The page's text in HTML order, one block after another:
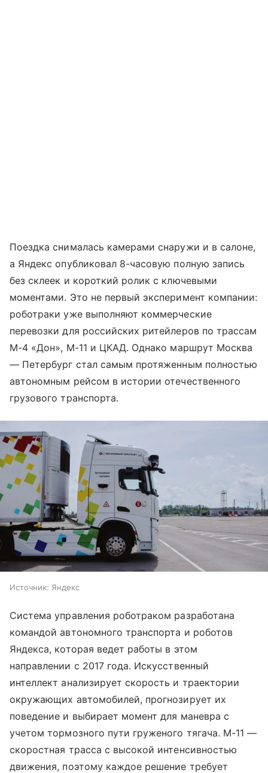
Поездка снималась камерами снаружи и в салоне,
а Яндекс опубликовал 8-часовую полную запись
без склеек и короткий ролик с ключевыми
моментами. Это не первый эксперимент компании:
роботраки уже выполняют коммерческие
перевозки для российских ритейлеров по трассам
М-4 «Дон», М-11 и ЦКАД. Однако маршрут Москва
— Петербург стал самым протяженным полностью
автономным рейсом в истории отечественного
грузового транспорта.
Источник: Яндекс
Система управления роботраком разработана
командой автономного транспорта и роботов
Яндекса, которая ведет работы в этом
направлении с 2017 года. Искусственный
интеллект анализирует скорость и траектории
окружающих автомобилей, прогнозирует их
поведение и выбирает момент для маневра с
учетом тормозного пути груженого тягача. М-11 —
скоростная трасса с высокой интенсивностью
движения, поэтому каждое решение требует